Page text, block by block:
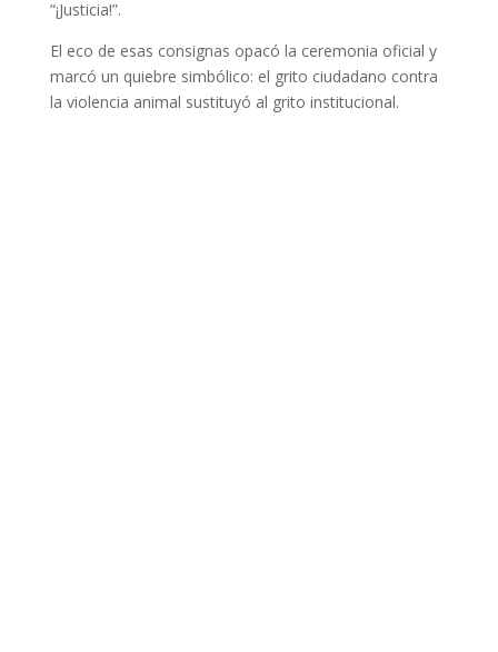
“¡Justicia!”.
El eco de esas consignas opacó la ceremonia oficial y
marcó un quiebre simbólico: el grito ciudadano contra
la violencia animal sustituyó al grito institucional.